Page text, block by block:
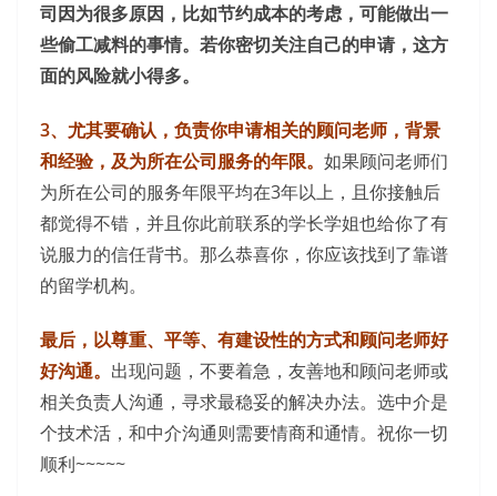
司因为很多原因，比如节约成本的考虑，可能做出一
些偷工减料的事情。若你密切关注自己的申请，这方
面的风险就小得多。
3、尤其要确认，负责你申请相关的顾问老师，背景
和经验，及为所在公司服务的年限。 如果顾问老师们
为所在公司的服务年限平均在3年以上，且你接触后
都觉得不错，并且你此前联系的学长学姐也给你了有
说服力的信任背书。那么恭喜你，你应该找到了靠谱
的留学机构。
最后，以尊重、平等、有建设性的方式和顾问老师好
好沟通。 出现问题，不要着急，友善地和顾问老师或
相关负责人沟通，寻求最稳妥的解决办法。选中介是
个技术活，和中介沟通则需要情商和通情。祝你一切
顺利~~~~~